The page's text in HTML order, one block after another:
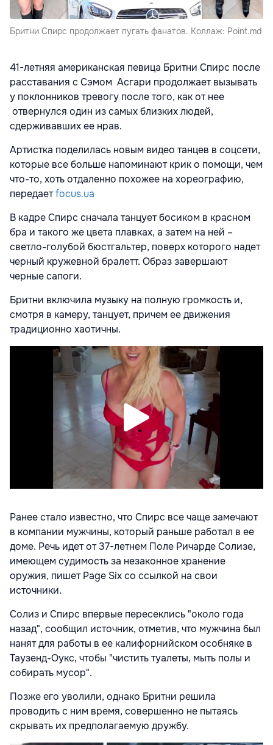
Бритни Спирс продолжает пугать фанатов. Коллаж: Point.md
41-летняя американская певица Бритни Спирс после
расставания с Сэмом Асгари продолжает вызывать
у поклонников тревогу после того, как от нее
отвернулся один из самых близких людей,
сдерживавших ее нрав.
Артистка поделилась новым видео танцев в соцсети,
которые все больше напоминают крик о помощи, чем
что-то, хоть отдаленно похожее на хореографию,
передаетfocus.ua
В кадре Спирс сначала танцует босиком в красном
бра и такого же цвета плавках, а затем на ней –
светло-голубой бюстгальтер, поверх которого надет
черный кружевной бралетт. Образ завершают
черные сапоги.
Бритни включила музыку на полную громкость и,
смотря в камеру, танцует, причем ее движения
традиционно хаотичны.
Ранее стало известно, что Спирс все чаще замечают
в компании мужчины, который раньше работал в ее
доме. Речь идет от 37-летнем Поле Ричарде Солизе,
имеющем судимость за незаконное хранение
оружия, пишет Page Six со ссылкой на свои
источники.
Солиз и Спирс впервые пересеклись "около года
назад", сообщил источник, отметив, что мужчина был
нанят для работы в ее калифорнийском особняке в
Таузенд-Оукс, чтобы "чистить туалеты, мыть полы и
собирать мусор".
Позже его уволили, однако Бритни решила
проводить с ним время, совершенно не пытаясь
скрывать их предполагаемую дружбу.